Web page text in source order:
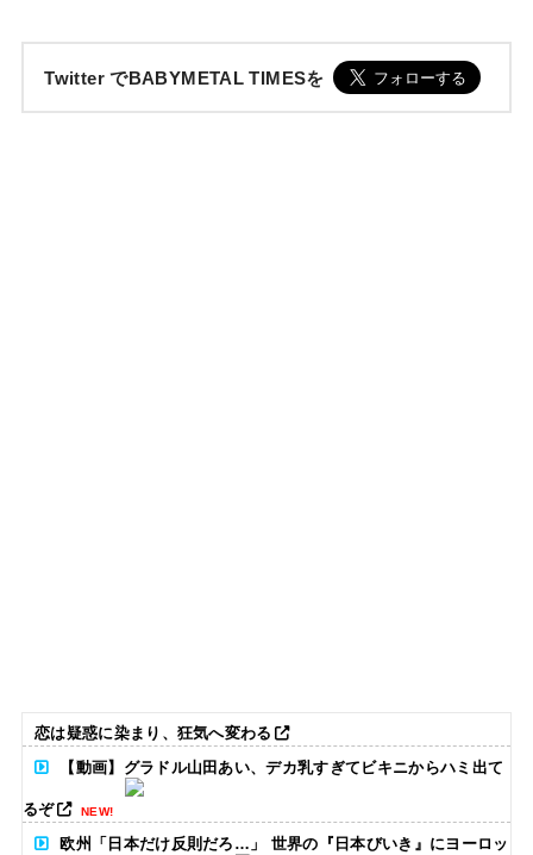
Twitter でBABYMETAL TIMESを
恋は疑惑に染まり、狂気へ変わる
【動画】グラドル山田あい、デカ乳すぎてビキニからハミ出て
るぞ NEW!
欧州「日本だけ反則だろ…」 世界の『日本びいき』にヨーロッ